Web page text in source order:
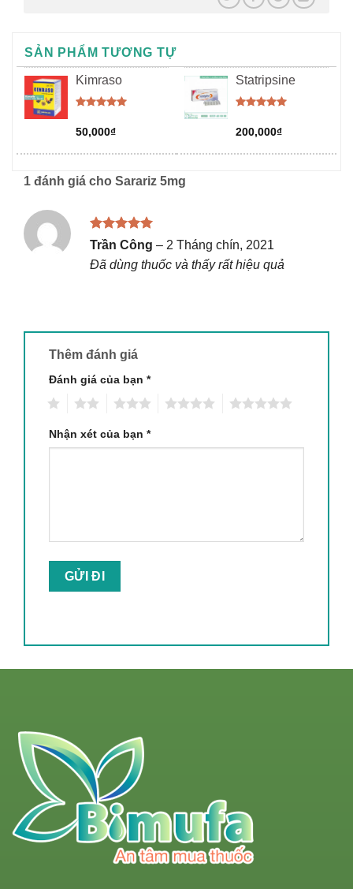
SẢN PHẨM TƯƠNG TỰ
Kimraso
hạng5.00
5 sao
50,000₫
Statripsine
hạng5.00
5 sao
200,000₫
1 đánh giá cho Sarariz 5mg
Được xếp
sao
Trần Công – 2 Tháng chín, 2021
Đã dùng thuốc và thấy rất hiệu quả
Thêm đánh giá
Đánh giá của bạn *
Nhận xét của bạn *